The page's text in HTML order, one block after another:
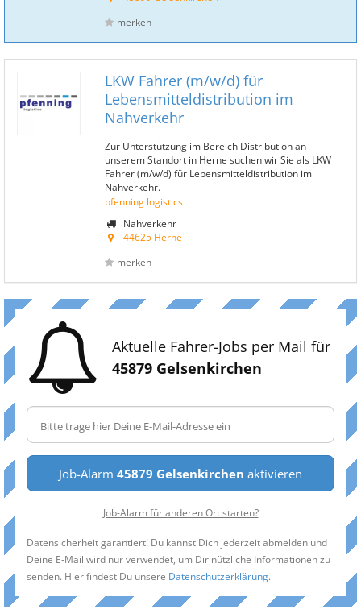
merken
LKW Fahrer (m/w/d) für
Lebensmitteldistribution im
Nahverkehr
Zur Unterstützung im Bereich Distribution an
unserem Standort in Herne suchen wir Sie als LKW
Fahrer (m/w/d) für Lebensmitteldistribution im
Nahverkehr.
pfenning logistics
Nahverkehr
44625 Herne
merken
Aktuelle Fahrer-Jobs per Mail für
45879 Gelsenkirchen
Job-Alarm 45879 Gelsenkirchen aktivieren
Job-Alarm für anderen Ort starten?
Datensicherheit garantiert! Du kannst Dich jederzeit abmelden und
Deine E-Mail wird nur verwendet, um Dir nützliche Informationen zu
senden. Hier findest Du unsere Datenschutzerklärung.